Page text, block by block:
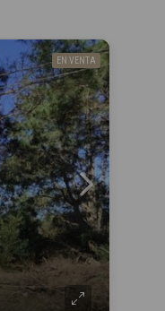
EN VENTA